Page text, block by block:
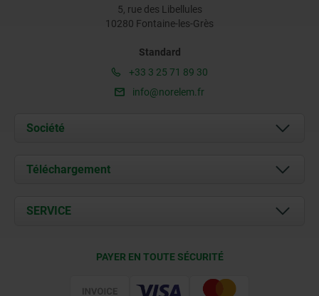
5, rue des Libellules
10280 Fontaine-les-Grès
Standard
+33 3 25 71 89 30
info@norelem.fr
Société
À propos de nous
Contact
Téléchargement
Documents
SERVICE
PAYER EN TOUTE SÉCURITÉ